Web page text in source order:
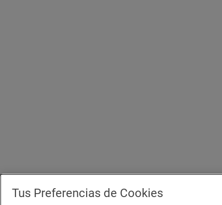
Tus Preferencias de Cookies